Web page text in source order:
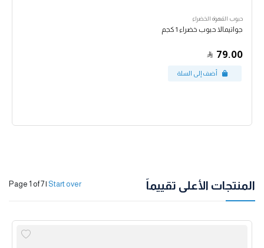
حبوب القهوة الخضراء
جواتيمالا حبوب خضراء 1 كجم
79.00
المنتجات الأعلى تقييماً Page 1 of 7| Start over